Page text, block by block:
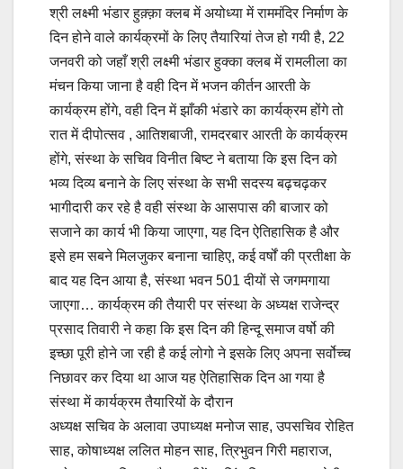
श्री लक्ष्मी भंडार हुक़्क़ा क्लब में अयोध्या में राममंदिर निर्माण के
दिन होने वाले कार्यक्रमों के लिए तैयारियां तेज हो गयी है, 22
जनवरी को जहाँ श्री लक्ष्मी भंडार हुक्का क्लब में रामलीला का
मंचन किया जाना है वही दिन में भजन कीर्तन आरती के
कार्यक्रम होंगे, वही दिन में झाँकी भंडारे का कार्यक्रम होंगे तो
रात में दीपोत्सव , आतिशबाजी, रामदरबार आरती के कार्यक्रम
होंगे, संस्था के सचिव विनीत बिष्ट ने बताया कि इस दिन को
भव्य दिव्य बनाने के लिए संस्था के सभी सदस्य बढ़चढ़कर
भागीदारी कर रहे है वही संस्था के आसपास की बाजार को
सजाने का कार्य भी किया जाएगा, यह दिन ऐतिहासिक है और
इसे हम सबने मिलजुकर बनाना चाहिए, कई वर्षों की प्रतीक्षा के
बाद यह दिन आया है, संस्था भवन 501 दीयों से जगमगाया
जाएगा… कार्यक्रम की तैयारी पर संस्था के अध्यक्ष राजेन्द्र
प्रसाद तिवारी ने कहा कि इस दिन की हिन्दू समाज वर्षो की
इच्छा पूरी होने जा रही है कई लोगो ने इसके लिए अपना सर्वोच्च
निछावर कर दिया था आज यह ऐतिहासिक दिन आ गया है
संस्था में कार्यक्रम तैयारियों के दौरान
अध्यक्ष सचिव के अलावा उपाध्यक्ष मनोज साह, उपसचिव रोहित
साह, कोषाध्यक्ष ललित मोहन साह, त्रिभुवन गिरी महाराज,